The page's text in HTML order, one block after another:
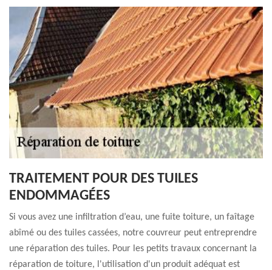
TRAITEMENT POUR DES TUILES
ENDOMMAGÉES
Si vous avez une infiltration d’eau, une fuite toiture, un faîtage
abîmé ou des tuiles cassées, notre couvreur peut entreprendre
une réparation des tuiles. Pour les petits travaux concernant la
réparation de toiture, l'utilisation d'un produit adéquat est